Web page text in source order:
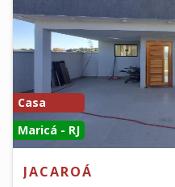
Casa
Maricá - RJ
JACAROÁ